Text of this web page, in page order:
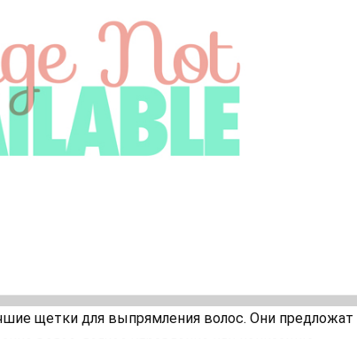
щетки для выпрямления волос. Они предложат